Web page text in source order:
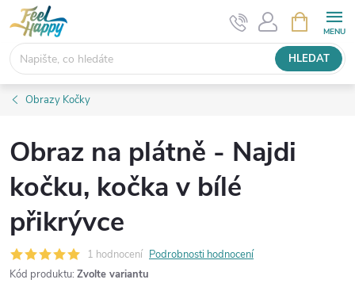
Přejít
na
obsah
HLEDAT
NÁKUPNÍ
KOŠÍK
Obrazy Kočky
Obraz na plátně - Najdi
kočku, kočka v bílé
přikrývce
1 hodnocení Podrobnosti hodnocení
Kód produktu: Zvolte variantu